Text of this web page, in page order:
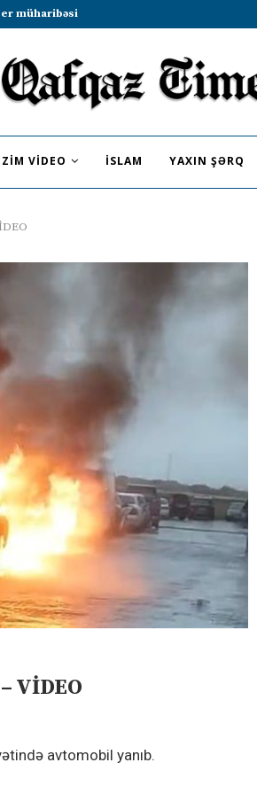
iştirak etməyə dəvət...
VIDEO İSLAM YAXIN ŞƏRQ
VİDEO
avtomobil yanıb.